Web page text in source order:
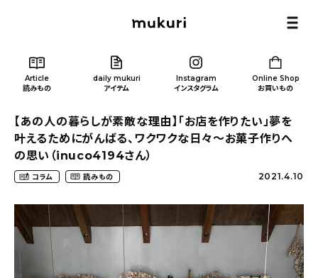
Article
読みもの
daily mukuri
アイテム
Instagram
インスタグラム
Online Shop
お買いもの
カテゴリー一覧
【あの人の暮らしが素敵な理由】「お店を作りたい」夢を
叶えるためにがんばる、ワクワクな日々〜お菓子作りへ
の思い（inuco4194さん）
コラム 読みもの 2021.4.10